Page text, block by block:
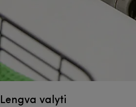
Lengva valyti